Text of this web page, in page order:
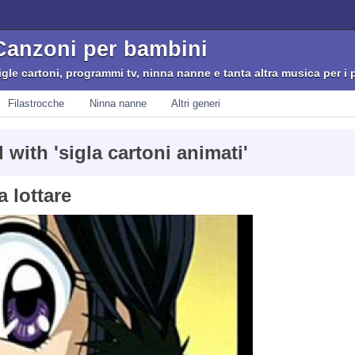
per bambini
cartoni, programmi tv, ninna nanne e tanta altra musica per i
Filastrocche Ninna nanne Altri generi
with 'sigla cartoni animati'
lottare